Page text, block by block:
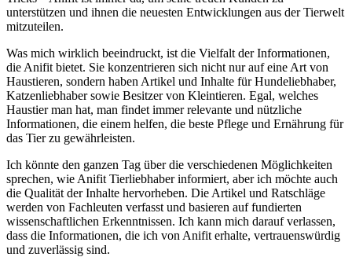
unterstützen und ihnen die neuesten Entwicklungen aus der Tierwelt
mitzuteilen.
Was mich wirklich beeindruckt, ist die ​Vielfalt der Informationen,
die Anifit bietet. Sie konzentrieren sich nicht nur auf eine Art von ​
Haustieren,⁢ sondern haben Artikel und Inhalte für Hundeliebhaber,
Katzenliebhaber sowie Besitzer von Kleintieren. Egal, welches
Haustier man hat, man findet immer relevante und nützliche
Informationen, die einem helfen, die beste Pflege und Ernährung für​
das Tier zu gewährleisten.
Ich⁣ könnte den ⁣ganzen Tag ⁢über die verschiedenen Möglichkeiten
sprechen,​ wie ​Anifit ‍Tierliebhaber ⁣informiert, aber ich möchte⁢ auch
die Qualität der Inhalte hervorheben. Die Artikel und Ratschläge
werden von Fachleuten verfasst‍ und ‌basieren auf fundierten
wissenschaftlichen Erkenntnissen. Ich​ kann mich darauf verlassen,
dass die Informationen,⁤ die ​ich von Anifit erhalte, vertrauenswürdig
und zuverlässig sind.